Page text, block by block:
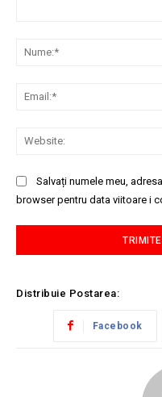
Salvați numele meu,
browser pentru data viitoare i
Distribuie Postarea:
Facebook